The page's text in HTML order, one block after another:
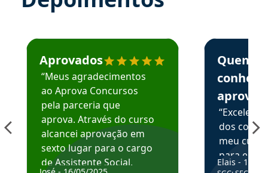
Estudante José recomenda o Aprova Concursos em
Aprovados
“Meus agradecimentos
ao Aprova Concursos
pela parceria que
aprova. Através do curso
alcancei aprovação em
sexto lugar para o cargo
de Assistente Social.
Estudante
Quem
aprova
dos
meu
para
colocar
Elais - 15/